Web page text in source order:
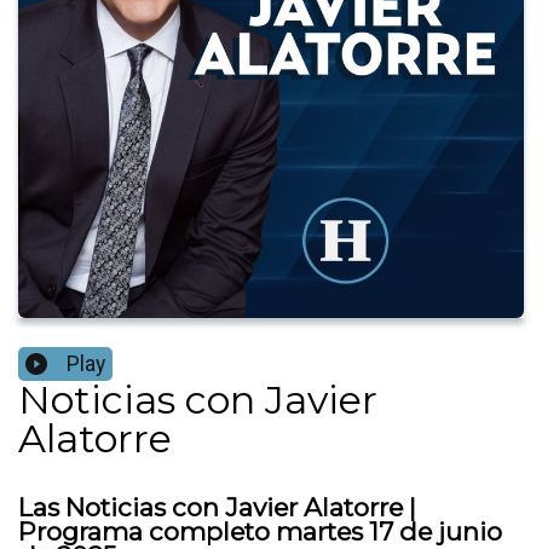
Play
Noticias con Javier
Alatorre
Las Noticias con Javier Alatorre |
Programa completo martes 17 de junio